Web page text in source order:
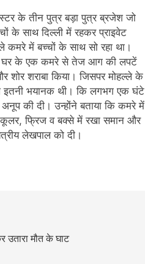
के तीन पुत्र बड़ा पुत्र ब्रजेश जो
के साथ दिल्ली में रहकर प्राइवेट
कमरे में बच्चों के साथ सो रहा था।
घर के एक कमरे से तेज आग की लपटें
शराबा किया। जिसपर मोहल्ले के
इतनी भयानक थी। कि लगभग एक घंटे
की दी। उन्होंने बताया कि कमरे में
कूलर, फ्रिज व बक्से में रखा समान और
लेखपाल को दी।
उतारा मौत के घाट